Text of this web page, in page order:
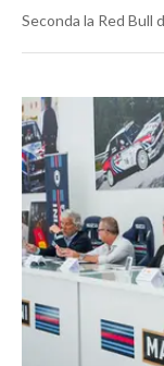
Seconda la Red Bull